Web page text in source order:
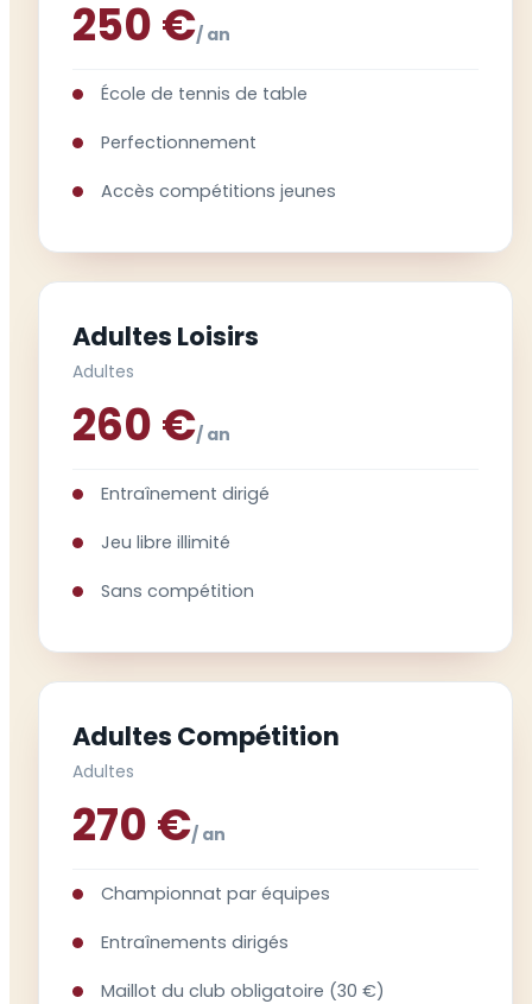
250 €/ an
École de tennis de table
Perfectionnement
Accès compétitions jeunes
Adultes Loisirs
Adultes
260 €/ an
Entraînement dirigé
Jeu libre illimité
Sans compétition
Adultes Compétition
Adultes
270 €/ an
Championnat par équipes
Entraînements dirigés
Maillot du club obligatoire (30 €)